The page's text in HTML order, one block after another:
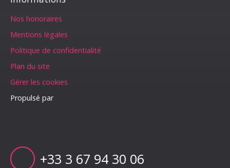
Nos honoraires
Mentions légales
Politique de confidentialité
Plan du site
Gérer les cookies
Propulsé par
+33 3 67 94 30 06